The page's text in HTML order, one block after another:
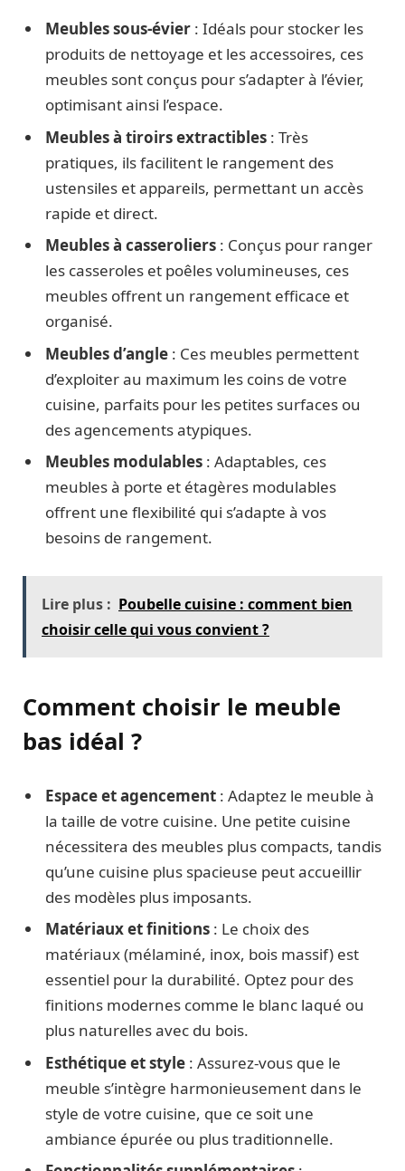
Meubles sous-évier : Idéals pour stocker les
produits de nettoyage et les accessoires, ces
meubles sont conçus pour s’adapter à l’évier,
optimisant ainsi l’espace.
Meubles à tiroirs extractibles : Très
pratiques, ils facilitent le rangement des
ustensiles et appareils, permettant un accès
rapide et direct.
Meubles à casseroliers : Conçus pour ranger
les casseroles et poêles volumineuses, ces
meubles offrent un rangement efficace et
organisé.
Meubles d’angle : Ces meubles permettent
d’exploiter au maximum les coins de votre
cuisine, parfaits pour les petites surfaces ou
des agencements atypiques.
Meubles modulables : Adaptables, ces
meubles à porte et étagères modulables
offrent une flexibilité qui s’adapte à vos
besoins de rangement.
Lire plus : Poubelle cuisine : comment bien
choisir celle qui vous convient ?
Comment choisir le meuble
bas idéal ?
Espace et agencement : Adaptez le meuble à
la taille de votre cuisine. Une petite cuisine
nécessitera des meubles plus compacts, tandis
qu’une cuisine plus spacieuse peut accueillir
des modèles plus imposants.
Matériaux et finitions : Le choix des
matériaux (mélaminé, inox, bois massif) est
essentiel pour la durabilité. Optez pour des
finitions modernes comme le blanc laqué ou
plus naturelles avec du bois.
Esthétique et style : Assurez-vous que le
meuble s’intègre harmonieusement dans le
style de votre cuisine, que ce soit une
ambiance épurée ou plus traditionnelle.